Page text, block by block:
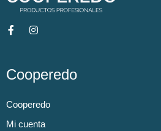
Cooperedo
Cooperedo
Mi cuenta